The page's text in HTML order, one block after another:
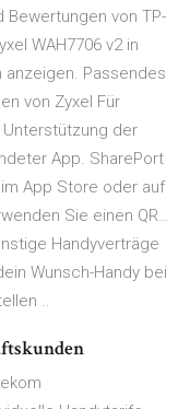
Bewertungen von TP-
WAH7706 v2 in
anzeigen. Passendes
von Zyxel Für
der
App. SharePort
App Store oder auf
Sie einen QR…
Handyverträge
Wunsch-Handy bei
..